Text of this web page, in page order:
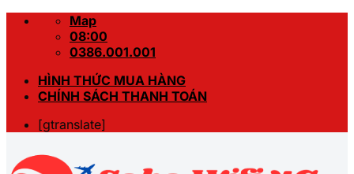
Skip
Map
08:00
0386.001.001
HÌNH THỨC MUA HÀNG
CHÍNH SÁCH THANH TOÁN
[gtranslate]